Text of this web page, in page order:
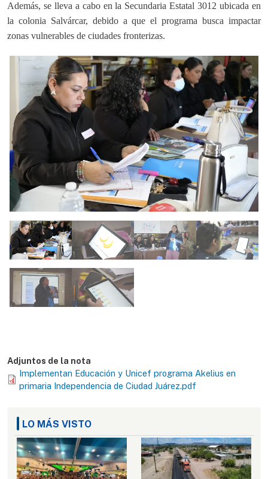
Además, se lleva a cabo en la Secundaria Estatal 3012 ubicada en
la colonia Salvárcar, debido a que el programa busca impactar
zonas vulnerables de ciudades fronterizas.
Adjuntos de la nota
Implementan Educación y Unicef programa Akelius en
primaria Independencia de Ciudad Juárez.pdf
LO MÁS VISTO